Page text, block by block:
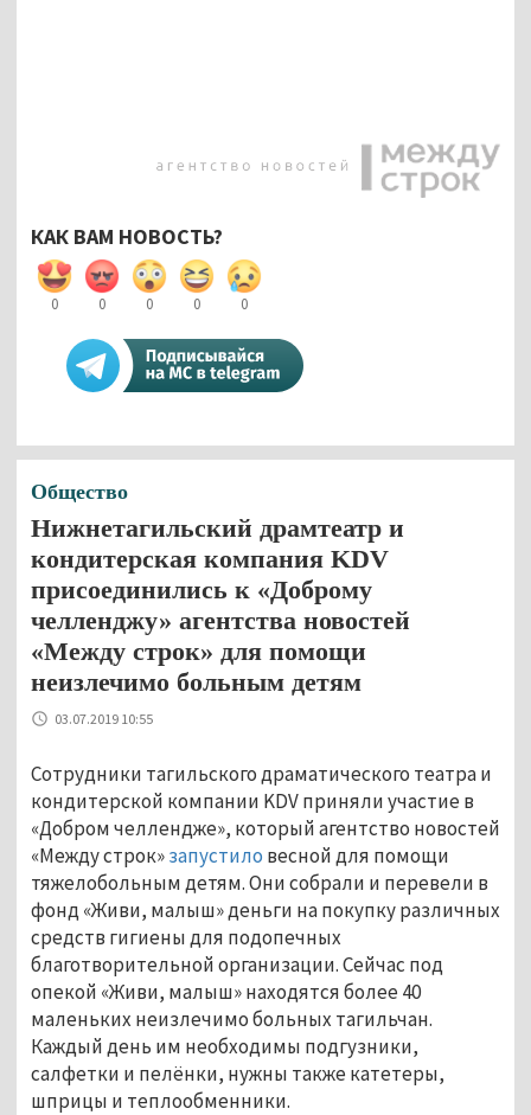
КАК ВАМ НОВОСТЬ?
0 0 0 0 0
Общество
Нижнетагильский драмтеатр и
кондитерская компания KDV
присоединились к «Доброму
челленджу» агентства новостей
«Между строк» для помощи
неизлечимо больным детям
03.07.2019 10:55
Сотрудники тагильского драматического театра и
кондитерской компании KDV приняли участие в
«Добром челлендже», который агентство новостей
«Между строк»запустило весной для помощи
тяжелобольным детям. Они собрали и перевели в
фонд «Живи, малыш» деньги на покупку различных
средств гигиены для подопечных
благотворительной организации. Сейчас под
опекой «Живи, малыш» находятся более 40
маленьких неизлечимо больных тагильчан.
Каждый день им необходимы подгузники,
салфетки и пелёнки, нужны также катетеры,
шприцы и теплообменники.